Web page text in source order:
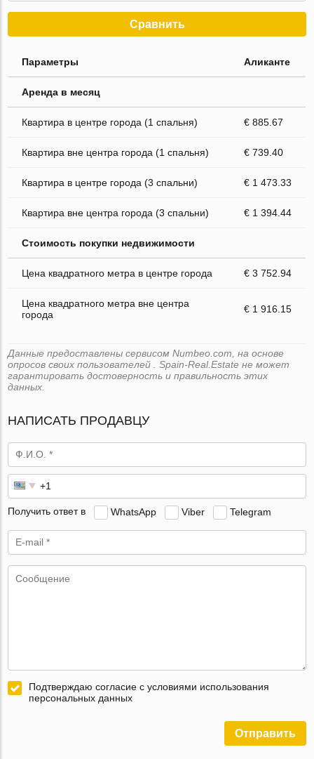
Сравнить
Параметры Аликанте
Аренда в месяц
Квартира в центре города (1 спальня) € 885.67
Квартира вне центра города (1 спальня) € 739.40
Квартира в центре города (3 спальни) € 1 473.33
Квартира вне центра города (3 спальни) € 1 394.44
Стоимость покупки недвижимости
Цена квадратного метра в центре города € 3 752.94
Цена квадратного метра вне центра
города
€ 1 916.15
Данные предоставлены сервисом Numbeo.com, на основе
опросов своих пользователей . Spain-Real.Estate не может
гарантировать достоверность и правильность этих
данных.
НАПИСАТЬ ПРОДАВЦУ
Получить ответ в WhatsApp Viber Telegram
Подтверждаю согласие с условиями использования
персональных данных
Отправить